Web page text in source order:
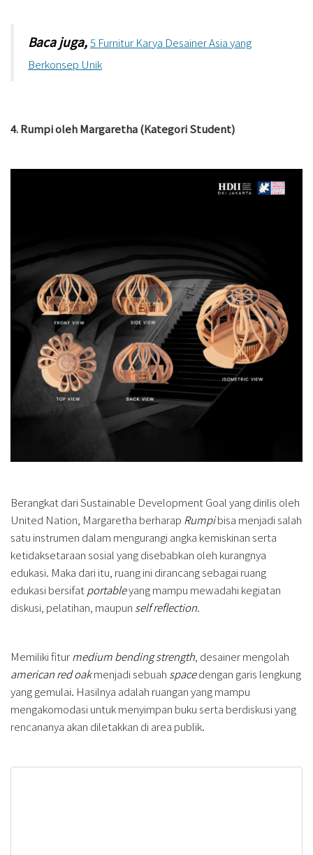
Baca juga,5 Furnitur Karya Desainer Asia yang
Berkonsep Unik
4. Rumpi oleh Margaretha (Kategori Student)
Berangkat dari Sustainable Development Goal yang dirilis oleh
United Nation, Margaretha berharap Rumpibisa menjadi salah
satu instrumen dalam mengurangi angka kemiskinan serta
ketidaksetaraan sosial yang disebabkan oleh kurangnya
edukasi. Maka dari itu, ruang ini dirancang sebagai ruang
edukasi bersifatportableyang mampu mewadahi kegiatan
diskusi, pelatihan, maupun self reflection.
Memiliki fiturmedium bending strength, desainer mengolah
american red oakmenjadi sebuah spacedengan garis lengkung
yang gemulai. Hasilnya adalah ruangan yang mampu
mengakomodasi untuk menyimpan buku serta berdiskusi yang
rencananya akan diletakkan di area publik.